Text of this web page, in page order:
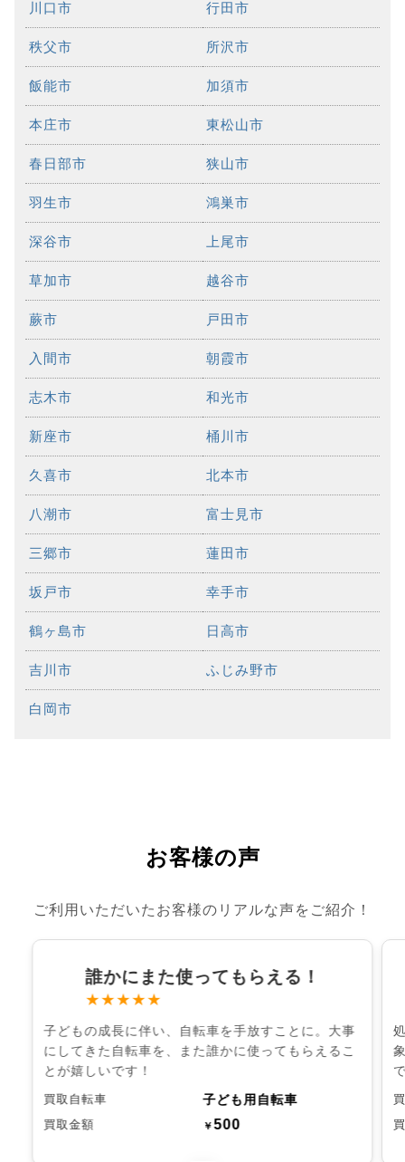
川口市 行田市
秩父市 所沢市
飯能市 加須市
本庄市 東松山市
春日部市 狭山市
羽生市 鴻巣市
深谷市 上尾市
草加市 越谷市
蕨市 戸田市
入間市 朝霞市
志木市 和光市
新座市 桶川市
久喜市 北本市
八潮市 富士見市
三郷市 蓮田市
坂戸市 幸手市
鶴ヶ島市 日高市
吉川市 ふじみ野市
白岡市
お客様の声
ご利用いただいたお客様のリアルな声をご紹介！
誰かにまた使ってもらえる！
★★★★★
子どもの成長に伴い、自転車を手放すことに。大事
にしてきた自転車を、また誰かに使ってもらえるこ
とが嬉しいです！
買取自転車 子ども用自転車
買取金額 ￥500